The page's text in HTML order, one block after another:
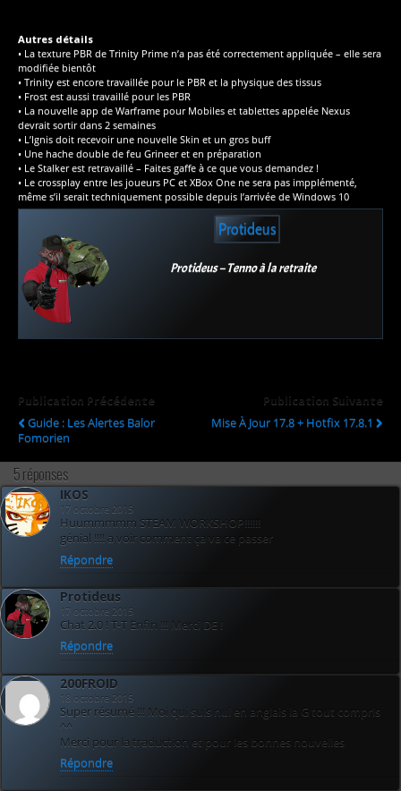
Autres détails
• La texture PBR de Trinity Prime n’a pas été correctement appliquée – elle sera
modifiée bientôt
• Trinity est encore travaillée pour le PBR et la physique des tissus
• Frost est aussi travaillé pour les PBR
• La nouvelle app de Warframe pour Mobiles et tablettes appelée Nexus
devrait sortir dans 2 semaines
• L’Ignis doit recevoir une nouvelle Skin et un gros buff
• Une hache double de feu Grineer et en préparation
• Le Stalker est retravaillé – Faites gaffe à ce que vous demandez !
• Le crossplay entre les joueurs PC et XBox One ne sera pas impplémenté,
même s’il serait techniquement possible depuis l’arrivée de Windows 10
Protideus
Protideus – Tenno à la retraite
Publication Précédente
Guide : Les Alertes Balor
Fomorien
Publication Suivante
Mise À Jour 17.8 + Hotfix 17.8.1
5 réponses
IKOS
17 octobre 2015
Huummmmm STEAM WORKSHOP!!!!!!
génial !!!! a voir comment ça va ce passer
Répondre
Protideus
17 octobre 2015
Chat 2.0 ! T-T Enfin !!! Merci DE !
Répondre
200FROID
18 octobre 2015
Super résumé !!! Moi qui suis nul en anglais la G tout compris
^^
Merci pour la traduction et pour les bonnes nouvelles
Répondre